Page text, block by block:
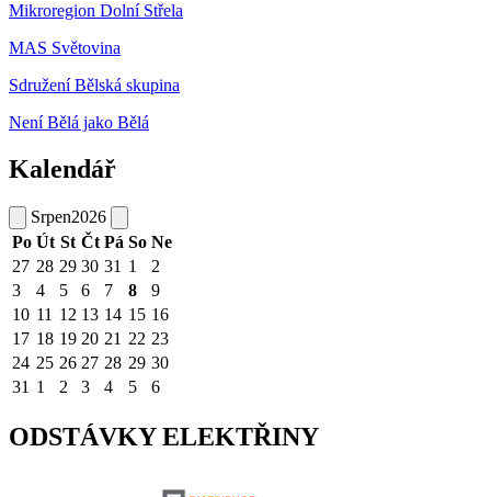
Mikroregion Dolní Střela
MAS Světovina
Sdružení Bělská skupina
Není Bělá jako Bělá
Kalendář
Srpen2026
Po Út St Čt Pá So Ne
27 28 29 30 31 1
2
3
4 5 6 7 8
9
10 11 12 13 14 15 16
17 18 19 20 21 22 23
24 25 26 27 28 29 30
31 1 2 3 4 5 6
ODSTÁVKY ELEKTŘINY